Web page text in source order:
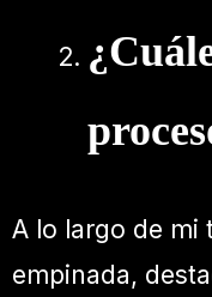
A lo largo de mi
empinada,